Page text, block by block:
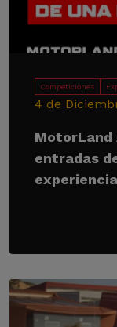
Competiciones
4 de
MotorLand
entradas